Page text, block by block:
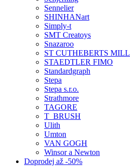
Sennelier
SHINHANart
Simply-t
SMT Creatoys
Snazaroo
ST CUTHEBERTS MILL
STAEDTLER FIMO
Standardgraph
Stepa
Stepa s.r.o.
Strathmore
TAGORE
T_BRUSH
Ulith
Umton
VAN GOGH
Winsor a Newton
Doprodej až -50%